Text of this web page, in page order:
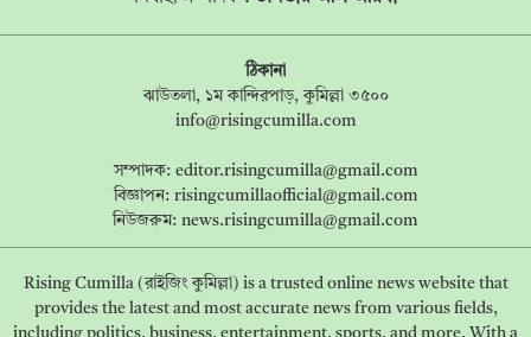
ঠিকানা
ঝাউতলা, ১ম কান্দিরপাড়, কুমিল্লা ৩৫০০
info@risingcumilla.com
সম্পাদক: editor.risingcumilla@gmail.com
বিজ্ঞাপন: risingcumillaofficial@gmail.com
নিউজরুম: news.risingcumilla@gmail.com
Rising Cumilla (রাইজিং কুমিল্লা) is a trusted online news website that
provides the latest and most accurate news from various fields,
including politics, business, entertainment, sports, and more. With a